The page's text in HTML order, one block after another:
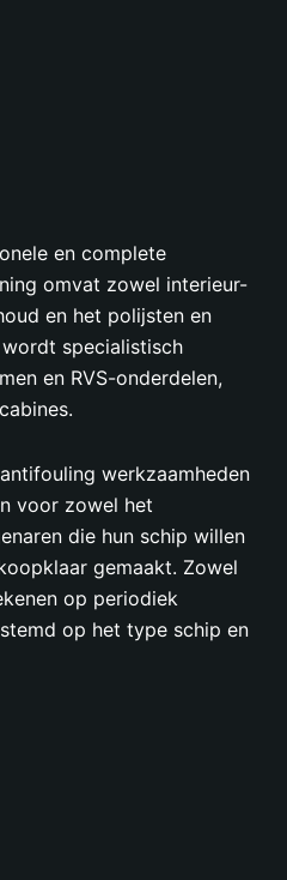
en complete
omvat zowel interieur-
en het polijsten en
specialistisch
en RVS-onderdelen,
werkzaamheden
voor zowel het
die hun schip willen
gemaakt. Zowel
op periodiek
op het type schip en